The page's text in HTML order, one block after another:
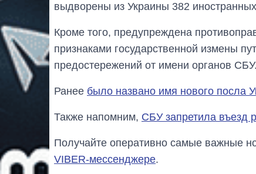
выдворены из Украины 382
Кроме того, предупреждена
признаками государственной измены
предостережений от имени органов СБУ.
Ранее было названо имя нового посла
Также напомним, СБУ запретила въезд
Получайте оперативно самые важные
VIBER-мессенджере.